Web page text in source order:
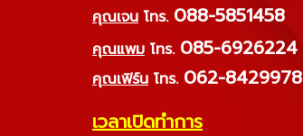
คุณเจน โทร. 088-5851458
คุณแพม โทร. 085-6926224
คุณเฟิร์น โทร. 062-8429978
เวลาเปิดทำการ